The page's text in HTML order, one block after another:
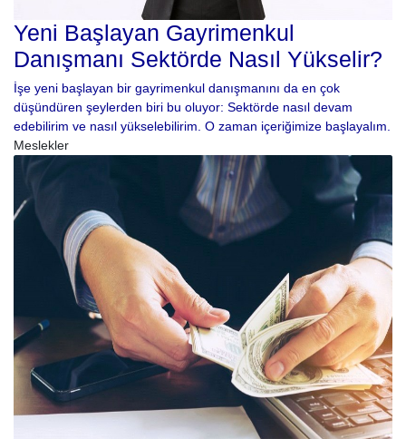
Yeni Başlayan Gayrimenkul
Danışmanı Sektörde Nasıl Yükselir?
İşe yeni başlayan bir gayrimenkul danışmanını da en çok
düşündüren şeylerden biri bu oluyor: Sektörde nasıl devam
edebilirim ve nasıl yükselebilirim. O zaman içeriğimize başlayalım.
Meslekler